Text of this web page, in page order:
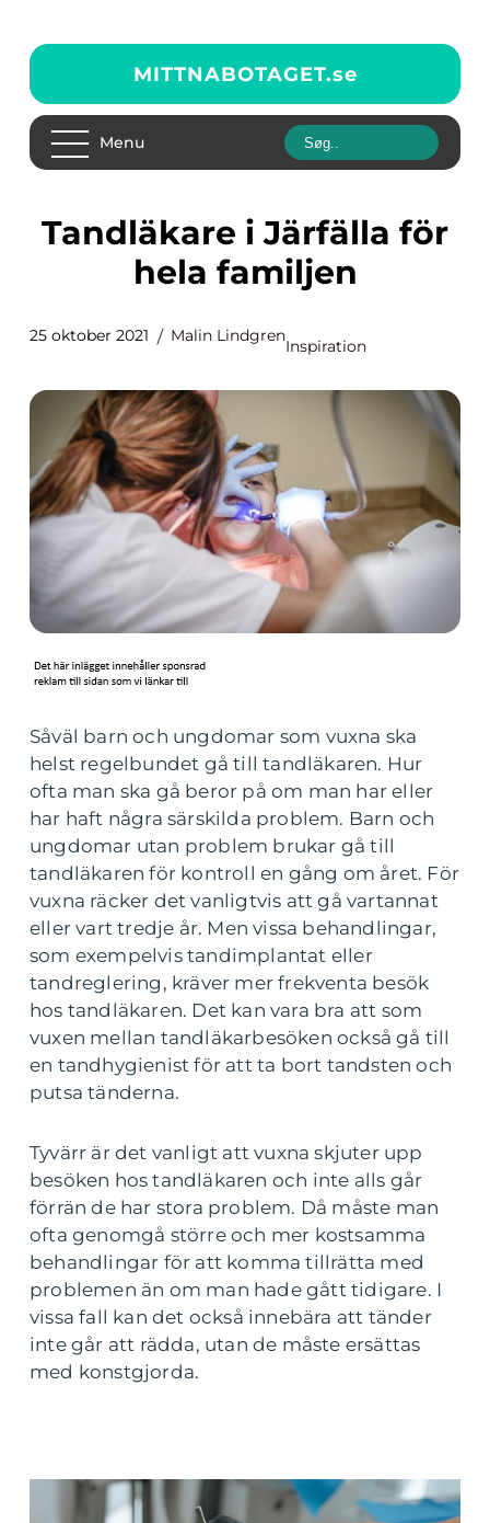
MITTNABOTAGET.se
Menu
Tandläkare i Järfälla för
hela familjen
25 oktober 2021 Malin Lindgren
Inspiration
Såväl barn och ungdomar som vuxna ska
helst regelbundet gå till tandläkaren. Hur
ofta man ska gå beror på om man har eller
har haft några särskilda problem. Barn och
ungdomar utan problem brukar gå till
tandläkaren för kontroll en gång om året. För
vuxna räcker det vanligtvis att gå vartannat
eller vart tredje år. Men vissa behandlingar,
som exempelvis tandimplantat eller
tandreglering, kräver mer frekventa besök
hos tandläkaren. Det kan vara bra att som
vuxen mellan tandläkarbesöken också gå till
en tandhygienist för att ta bort tandsten och
putsa tänderna.
Tyvärr är det vanligt att vuxna skjuter upp
besöken hos tandläkaren och inte alls går
förrän de har stora problem. Då måste man
ofta genomgå större och mer kostsamma
behandlingar för att komma tillrätta med
problemen än om man hade gått tidigare. I
vissa fall kan det också innebära att tänder
inte går att rädda, utan de måste ersättas
med konstgjorda.